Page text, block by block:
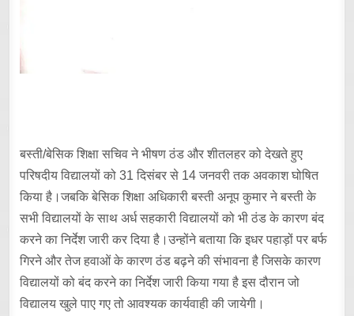
बस्ती/बेसिक शिक्षा सचिव ने भीषण ठंड और शीतलहर को देखते हुए
परिषदीय विद्यालयों को 31 दिसंबर से 14 जनवरी तक अवकाश घोषित
किया है।जबकि बेसिक शिक्षा अधिकारी बस्ती अनूप कुमार ने बस्ती के
सभी विद्यालयों के साथ अर्ध सहकारी विद्यालयों को भी ठंड के कारण बंद
करने का निर्देश जारी कर दिया है।उन्होंने बताया कि इधर पहाड़ों पर बर्फ
गिरने और तेज हवाओं के कारण ठंड बढ़ने की संभावना है जिसके कारण
विद्यालयों को बंद करने का निर्देश जारी किया गया है इस दौरान जो
विद्यालय खुले पाए गए तो आवश्यक कार्यवाही की जायेगी।